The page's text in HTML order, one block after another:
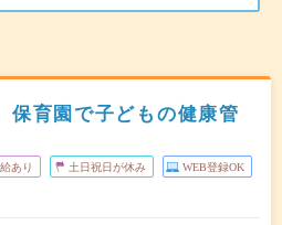
保育園で子どもの健康管
あり 土日祝日が休み WEB登録OK